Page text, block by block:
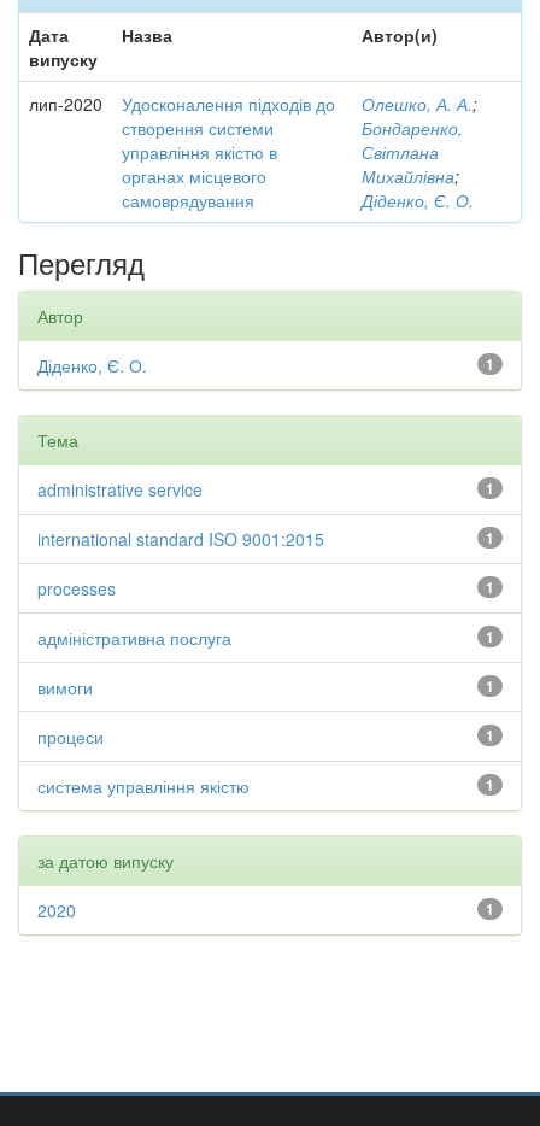
Дата
випуску
Назва Автор(и)
лип-2020
Удосконалення підходів до
створення системи
управління якістю в
органах місцевого
самоврядування
Олешко, А. А.;
Бондаренко,
Світлана
Михайлівна;
Діденко, Є. О.
Перегляд
Автор
1
Діденко, Є. О.
Тема
1
administrative service
1
international standard ISO 9001:2015
1
processes
1
адміністративна послуга
1
вимоги
1
процеси
1
система управління якістю
за датою випуску
1
2020